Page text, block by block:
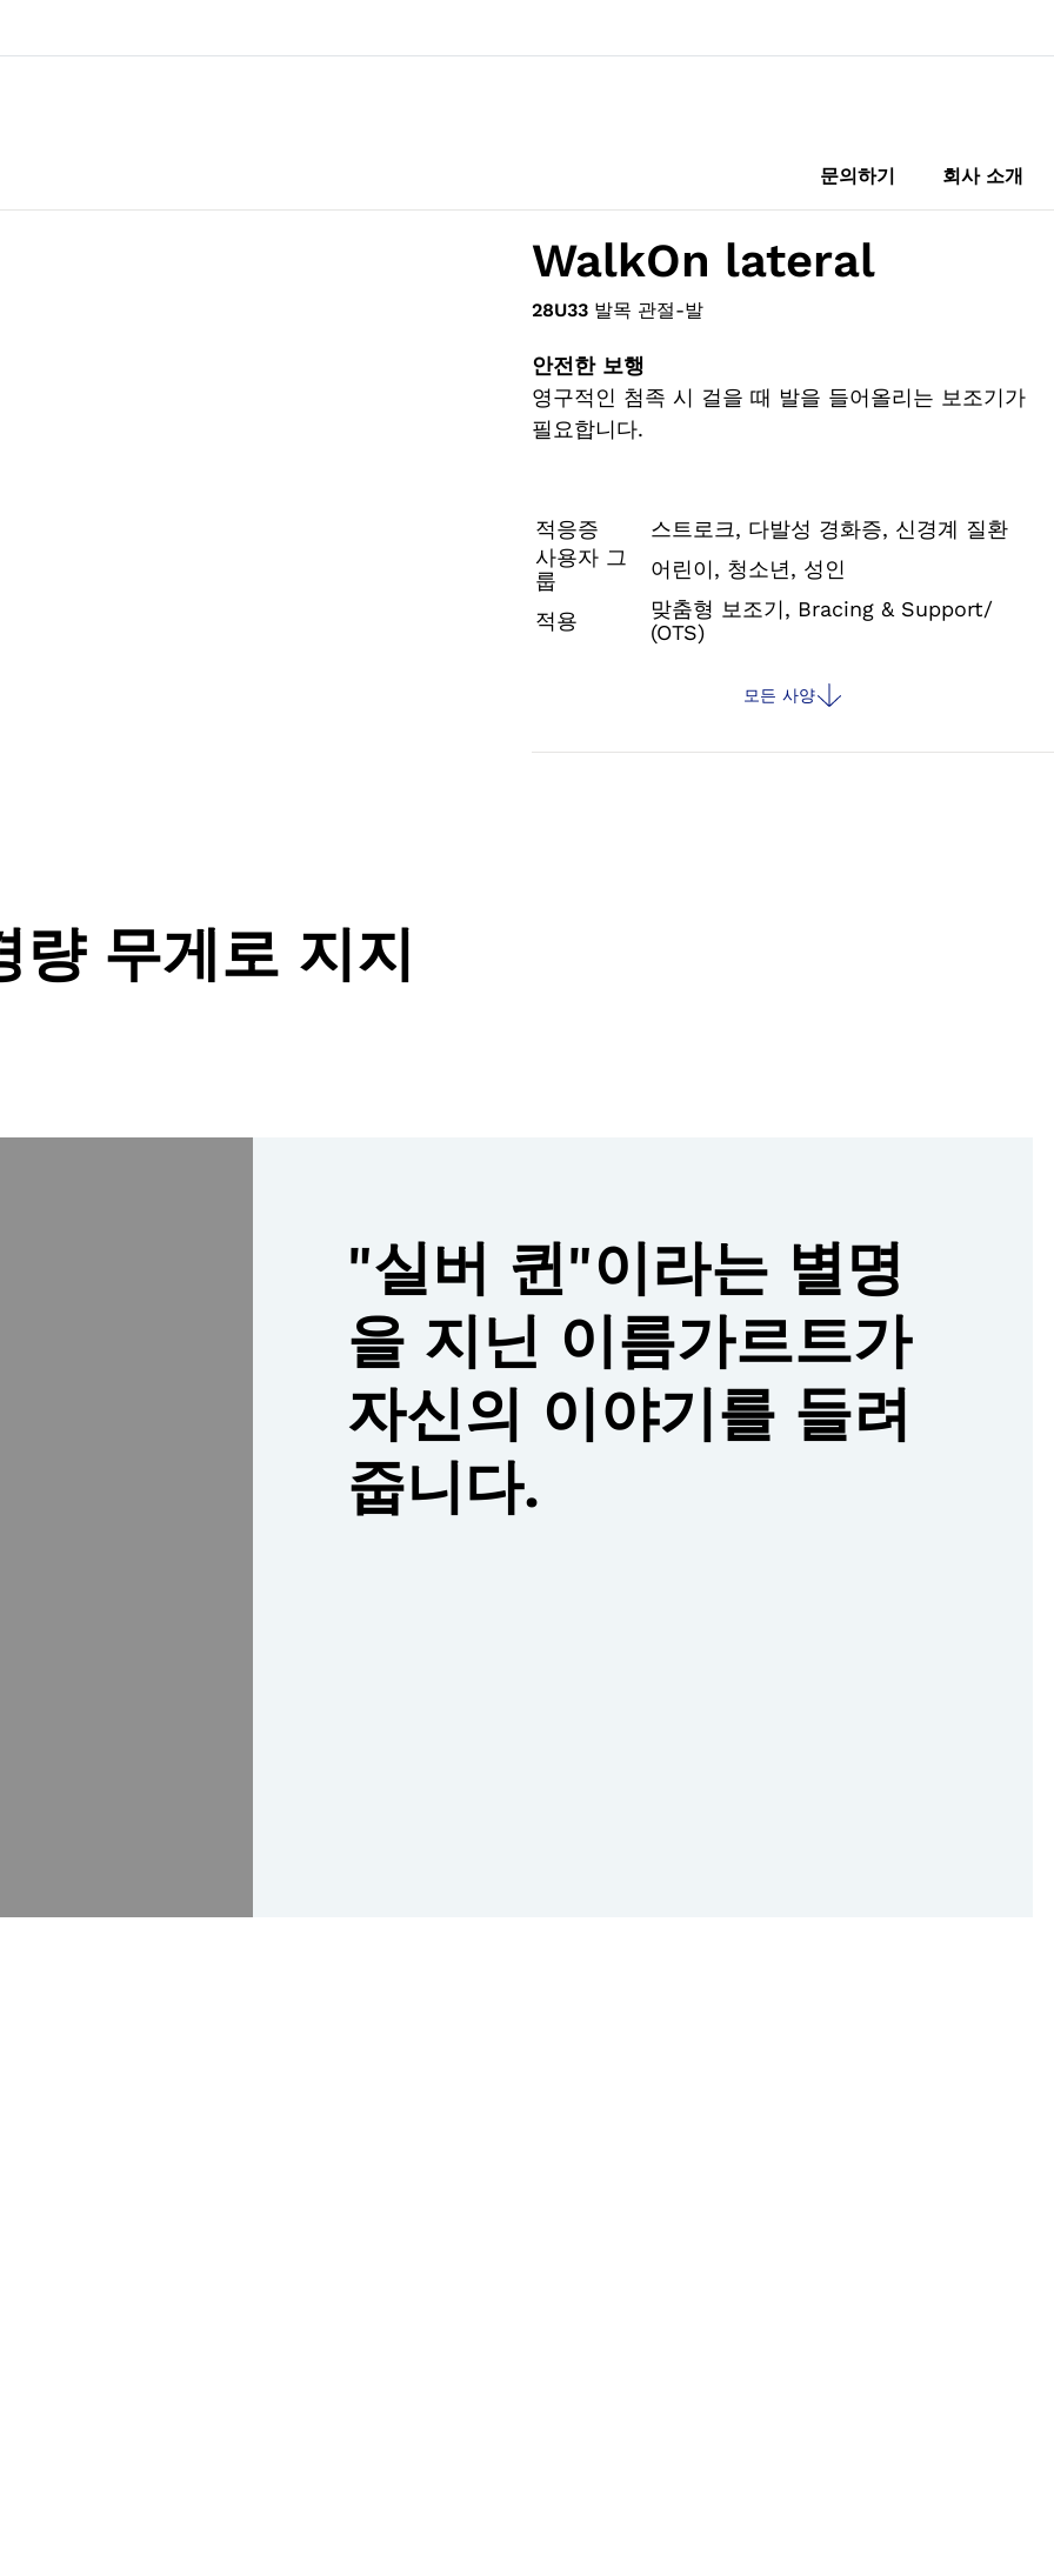
문의하기 회사 소개
WalkOn lateral
28U33 발목 관절-발
안전한 보행
영구적인 첨족 시 걸을 때 발을 들어올리는 보조기가
필요합니다.
적응증
스트로크, 다발성 경화증, 신경계 질환
사용자 그
룹
어린이, 청소년, 성인
적용
맞춤형 보조기, Bracing & Support/
(OTS)
모든 사양
무게로 지지
"실버 퀸"이라는 별명
을 지닌 이름가르트가
자신의 이야기를 들려
줍니다.